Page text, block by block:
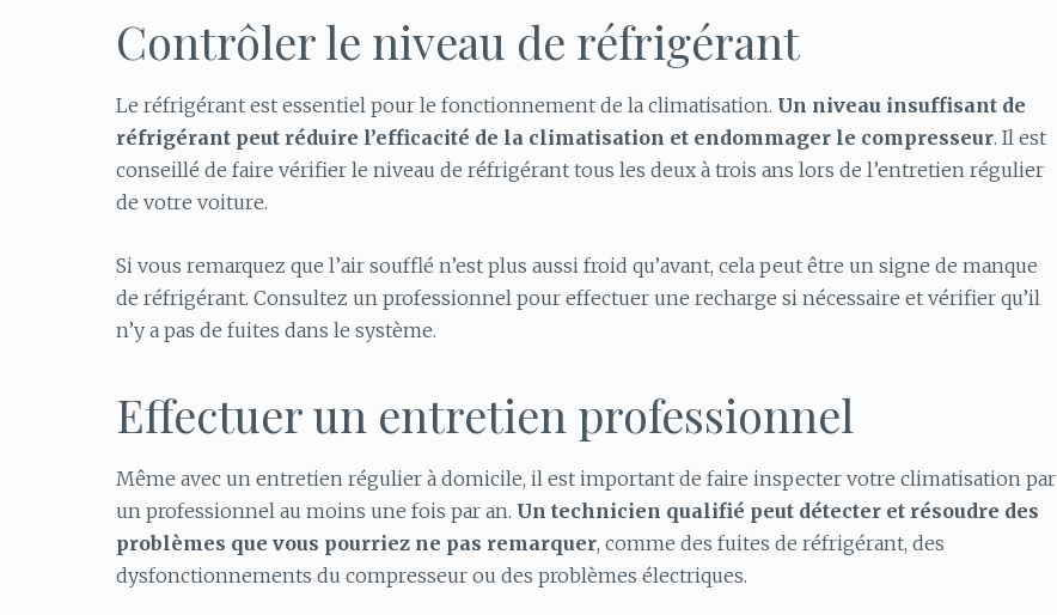
Contrôler le niveau de réfrigérant
Le réfrigérant est essentiel pour le fonctionnement de la climatisation. Un niveau insuffisant de
réfrigérant peut réduire l’efficacité de la climatisation et endommager le compresseur. Il est
conseillé de faire vérifier le niveau de réfrigérant tous les deux à trois ans lors de l’entretien régulier
de votre voiture.
Si vous remarquez que l’air soufflé n’est plus aussi froid qu’avant, cela peut être un signe de manque
de réfrigérant. Consultez un professionnel pour effectuer une recharge si nécessaire et vérifier qu’il
n’y a pas de fuites dans le système.
Effectuer un entretien professionnel
Même avec un entretien régulier à domicile, il est important de faire inspecter votre climatisation par
un professionnel au moins une fois par an. Un technicien qualifié peut détecter et résoudre des
problèmes que vous pourriez ne pas remarquer, comme des fuites de réfrigérant, des
dysfonctionnements du compresseur ou des problèmes électriques.